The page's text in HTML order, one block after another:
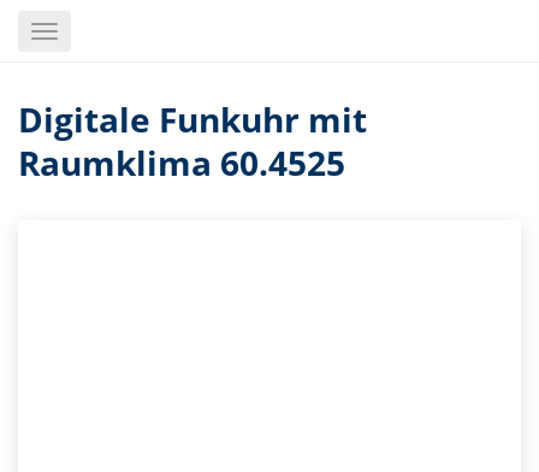
Toggle
Digitale Funkuhr mit
Raumklima 60.4525